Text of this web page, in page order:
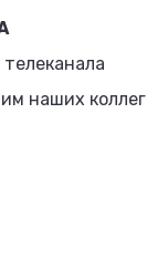
наших коллег